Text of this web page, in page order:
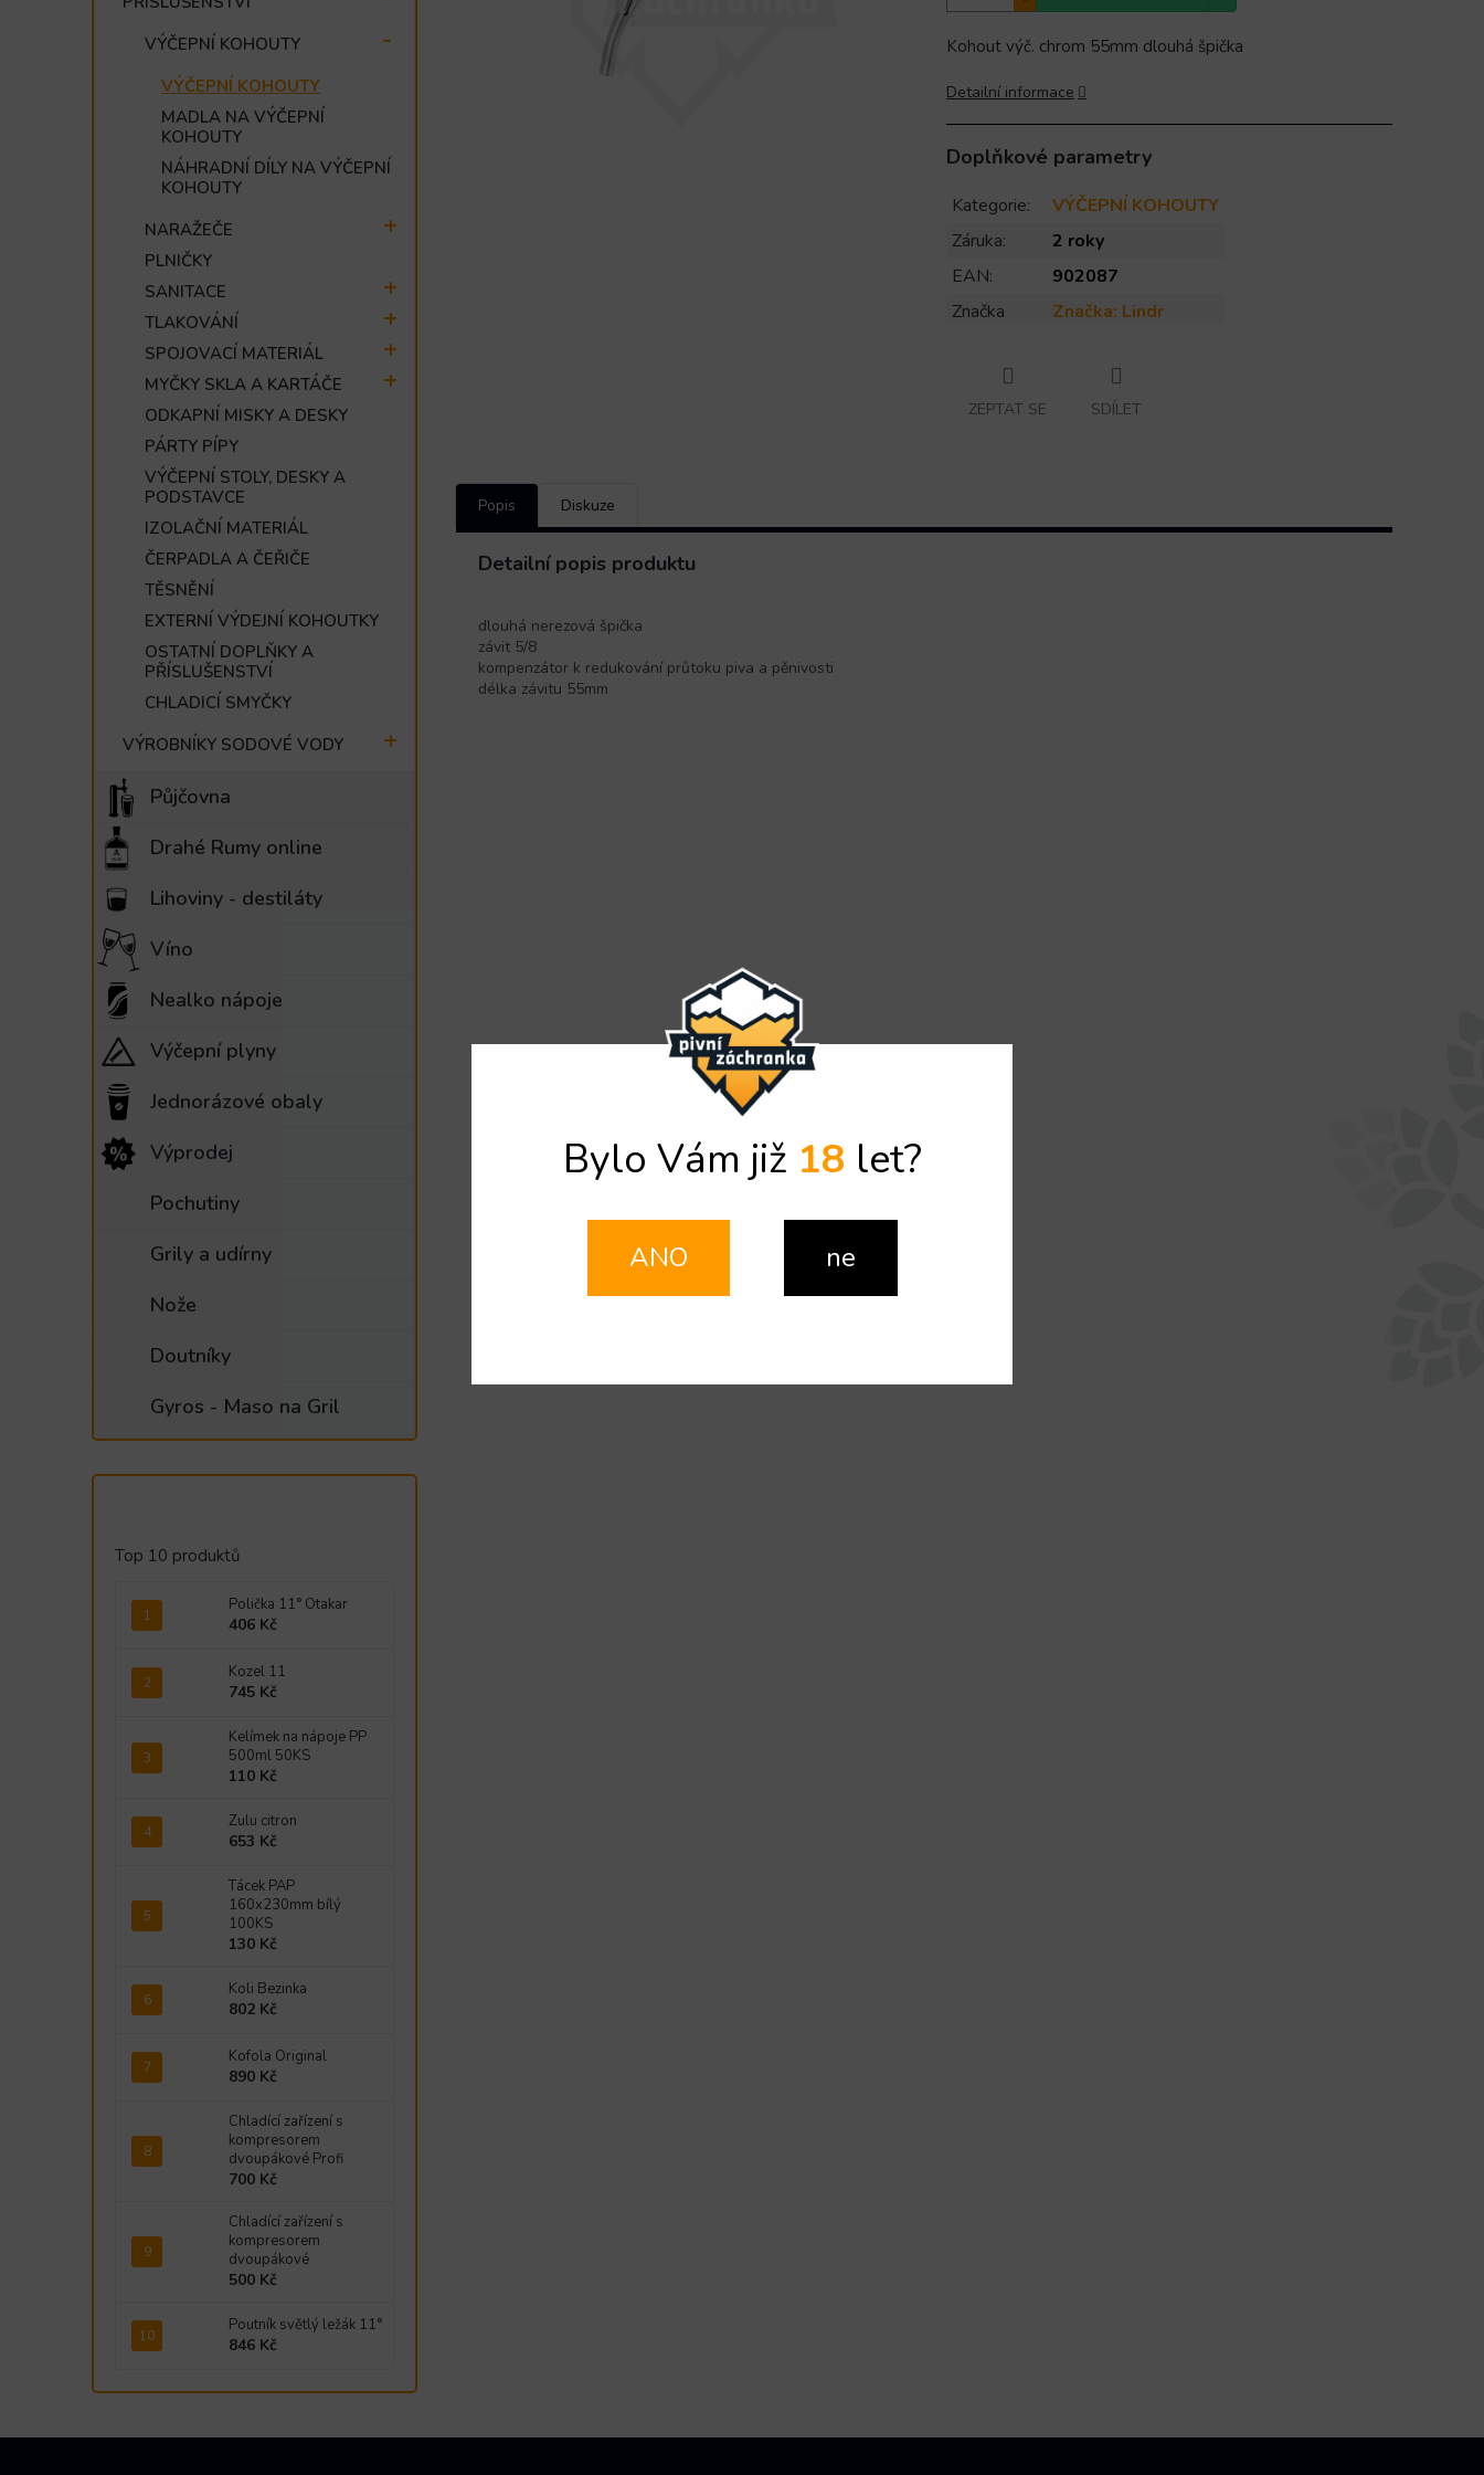
VÝČEPNÍ KOHOUTY
VÝČEPNÍ KOHOUTY
MADLA NA VÝČEPNÍ
KOHOUTY
NÁHRADNÍ DÍLY NA VÝČEPNÍ
KOHOUTY
NARAŽEČE
PLNIČKY
SANITACE
TLAKOVÁNÍ
SPOJOVACÍ MATERIÁL
MYČKY SKLA A KARTÁČE
ODKAPNÍ MISKY A DESKY
PÁRTY PÍPY
VÝČEPNÍ STOLY, DESKY A
PODSTAVCE
IZOLAČNÍ MATERIÁL
ČERPADLA A ČEŘIČE
TĚSNĚNÍ
EXTERNÍ VÝDEJNÍ KOHOUTKY
OSTATNÍ DOPLŇKY A
PŘÍSLUŠENSTVÍ
CHLADICÍ SMYČKY
VÝROBNÍKY SODOVÉ VODY
Půjčovna
Drahé Rumy online
Lihoviny - destiláty
Víno
Nealko nápoje
Výčepní plyny
Jednorázové obaly
Výprodej
Pochutiny
Grily a udírny
Nože
Doutníky
Gyros - Maso na Gril
Top 10 produktů
Polička 11° Otakar
406 Kč
Kozel 11
745 Kč
Kelímek na nápoje PP
500ml 50KS
110 Kč
Zulu citron
653 Kč
Tácek PAP
160x230mm bílý
100KS
130 Kč
Koli Bezinka
802 Kč
Kofola Original
890 Kč
Chladící zařízení s
kompresorem
dvoupákové Profi
700 Kč
Chladící zařízení s
kompresorem
dvoupákové
500 Kč
Poutník světlý ležák 11°
846 Kč
Kohout výč. chrom 55mm dlouhá špička
Detailní informace
Doplňkové parametry
Kategorie:
VÝČEPNÍ KOHOUTY
Záruka:
2 roky
EAN:
902087
Značka
Značka: Lindr
ZEPTAT SE SDÍLET
Popis Diskuze
Detailní popis produktu
dlouhá nerezová špička
závit 5/8
kompenzátor k redukování průtoku piva a pěnivosti
délka závitu 55mm
Bylo Vám již 18 let?
ANO ne